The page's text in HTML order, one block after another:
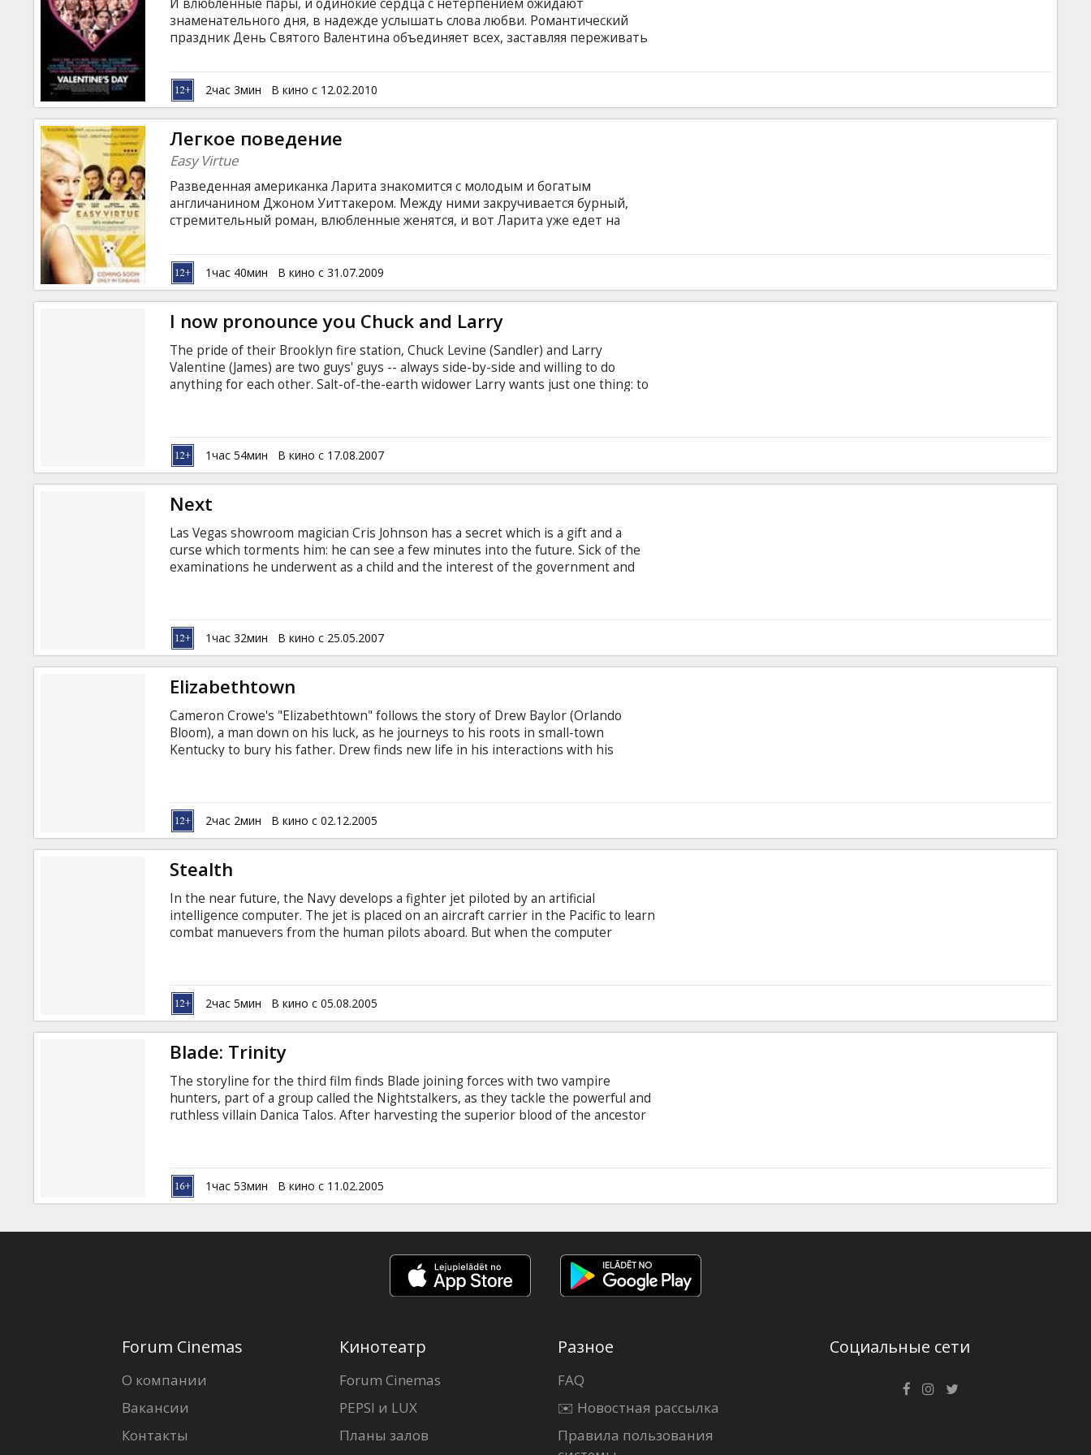
знаменательного дня, в надежде услышать слова любви. Романтический
праздник День Святого Валентина объединяет всех, заставляя переживать
Режиссёр:ГарриМаршалл В ролях: Джулия Робертс, Анна Хатуэй, Джессика
Альба, Джессика Бил, Дженнифер Гарнер, Ширли Маклейн, Бредли Купир,
Эштон Катчер, Тофер Грейс, Эмма Робертс, Hector Elizondo, Bryce Robinson,
Патрик Демпси, Эрик Дейн, Картан Дженкинс, Джейми Фокс, Куин Латифа
Фильм на английском языке с субтитрами на латышском и русском языках.
2час 3мин В кино с 12.02.2010
Легкое поведение
Easy Virtue
Разведенная американка Ларита знакомится с молодым и богатым
англичанином Джоном Уиттакером. Между ними закручивается бурный,
стремительный роман, влюбленные женятся, и вот Ларита уже едет на
Приехав в Англию, новоиспеченные супруги сталкиваются с категорическим
неодобрением их брака семьей Уиттекеров...
1час 40мин В кино с 31.07.2009
I now pronounce you Chuck and Larry
The pride of their Brooklyn fire station, Chuck Levine (Sandler) and Larry
Valentine (James) are two guys' guys -- always side-by-side and willing to do
anything for each other. Salt-of-the-earth widower Larry wants just one thing: to
favor big time when civic red tape prevents him from naming his own two kids as
his life insurance beneficiaries. All that Chuck has to do is claim to be Larry's
domestic partner on some city forms.
1час 54мин В кино с 17.08.2007
Next
Las Vegas showroom magician Cris Johnson has a secret which is a gift and a
curse which torments him: he can see a few minutes into the future. Sick of the
examinations he underwent as a child and the interest of the government and
terrorist group threatens to detonate a nuclear device in Los Angeles,
government agent Callie Ferris must use all her wiles to capture Cris and convince
him to help her stop the cataclysm.
1час 32мин В кино с 25.05.2007
Elizabethtown
Cameron Crowe's "Elizabethtown" follows the story of Drew Baylor (Orlando
Bloom), a man down on his luck, as he journeys to his roots in small-town
Kentucky to bury his father. Drew finds new life in his interactions with his
Orlando Bloom, Susan Sarandon, Alec Baldwin, Judy Greer, Jessica Biel, Loudon
Wainwright III, Paula Dean, Paul Schneider, Bruce McGill, Gaillard Sartain English
language with latvian and russian subtitles.
2час 2мин В кино с 02.12.2005
Stealth
In the near future, the Navy develops a fighter jet piloted by an artificial
intelligence computer. The jet is placed on an aircraft carrier in the Pacific to learn
combat manuevers from the human pilots aboard. But when the computer
language with latvian and russian subtitles.
2час 5мин В кино с 05.08.2005
Blade: Trinity
The storyline for the third film finds Blade joining forces with two vampire
hunters, part of a group called the Nightstalkers, as they tackle the powerful and
ruthless villain Danica Talos. After harvesting the superior blood of the ancestor
hopes of finally getting world control for all vampires. Blade, along with the
Nightstalkers must unleash a virus that will kill all vamps -- but only are given one
chance to make it work.
1час 53мин В кино с 11.02.2005
Forum Cinemas
О компании
Вакансии
Контакты
Кинотеатр
Forum Cinemas
PEPSI и LUX
Планы залов
Разное
FAQ
✉️ Новостная рассылка
Правила пользования
Социальные сети